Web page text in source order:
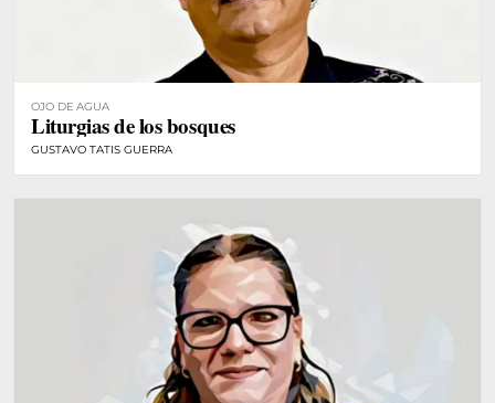
OJO DE AGUA
Liturgias de los bosques
GUSTAVO TATIS GUERRA